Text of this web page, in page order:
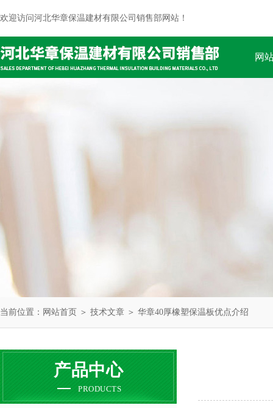
欢迎访问河北华章保温建材有限公司销售部网站！
网
当前位置： 网站首页 ＞ 技术文章 ＞ 华章40厚橡塑保温板优点介绍
产品中心
PRODUCTS